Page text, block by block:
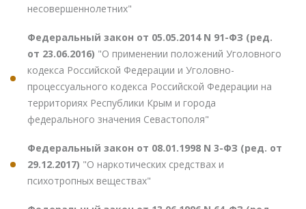
несовершеннолетних"
Федеральный закон от 05.05.2014 N 91-ФЗ (ред.
от 23.06.2016) "О применении положений Уголовного
кодекса Российской Федерации и Уголовно-
процессуального кодекса Российской Федерации на
территориях Республики Крым и города
федерального значения Севастополя"
Федеральный закон от 08.01.1998 N 3-ФЗ (ред. от
29.12.2017) "О наркотических средствах и
психотропных веществах"